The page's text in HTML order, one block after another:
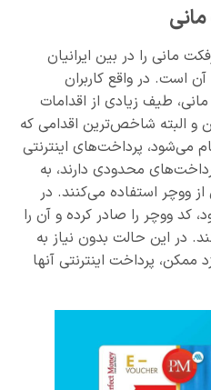
مانی را در بین ایرانیان
است. در واقع کاربران
طیف زیادی از اقدامات
و البته شاخص‌ترین اقدامی که
می‌شود، پرداخت‌های اینترنتی
محدودی دارند، به
ووچر استفاده می‌کنند. در
کد ووچر را صادر کرده و آن را
در این حالت بدون نیاز به
ممکن، پرداخت اینترنتی آنها